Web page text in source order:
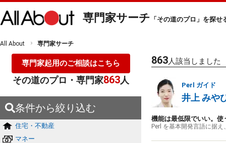
専門家サーチ 「その道のプロ」を探せ
All About 専門家サーチ
専門家起用のご相談はこちら
その道のプロ・専門家863人
条件から絞り込む
住宅・不動産
マネー
863人該当しました
Perl ガイド
井上 みや
機能は最低限でいい。
Perl を基本開発言語に据